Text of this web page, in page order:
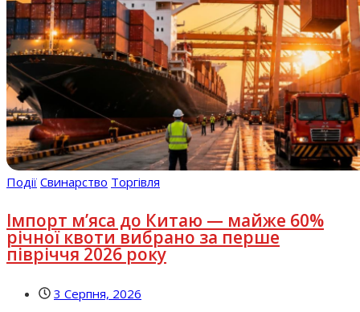
Події Свинарство Торгівля
Імпорт м’яса до Китаю — майже 60%
річної квоти вибрано за перше
півріччя 2026 року
3 Серпня, 2026